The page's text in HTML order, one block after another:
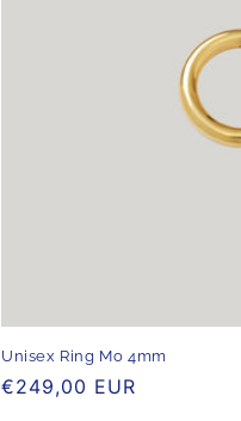
Unisex Ring Mo 4mm
Normaler
€249,00 EUR